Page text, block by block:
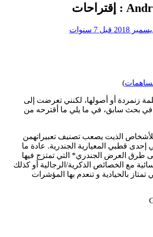
قبل 7 سنوات
)
زنمردة أو أصولها، لكنني تعرضت إلى
مصطلح Androgyny في بحث سابق، في ما يلي ما أقترحه من
الذيت يصعب تصنيف تعبيراتهمن
إحدى قطبي المعيارية الجندرية. عادة ما
طرق العرض الجندري* التي تمتزج فيها
مع الخصائص الذكرية/الرجالية أو كذلك
تمتاز بالحيادية و تنعدم بها المؤشرات